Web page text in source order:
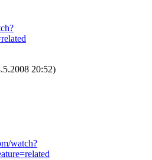
20:52)
watch?